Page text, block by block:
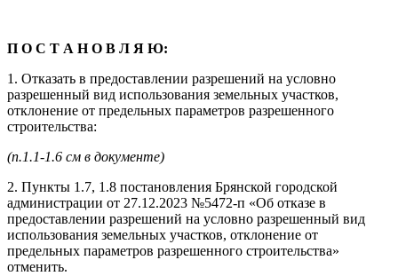
П О С Т А Н О В Л Я Ю:
1. Отказать в предоставлении разрешений на условно
разрешенный вид использования земельных участков,
отклонение от предельных параметров разрешенного
строительства:
(п.1.1-1.6 см в документе)
2. Пункты 1.7, 1.8 постановления Брянской городской
администрации от 27.12.2023 №5472-п «Об отказе в
предоставлении разрешений на условно разрешенный вид
использования земельных участков, отклонение от
предельных параметров разрешенного строительства»
отменить.